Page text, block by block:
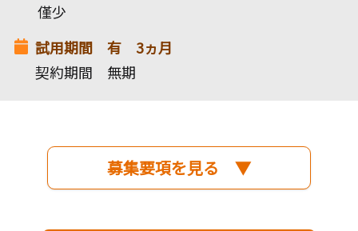
僅少
試用期間 有 3ヵ月
契約期間 無期
募集要項を見る ▼